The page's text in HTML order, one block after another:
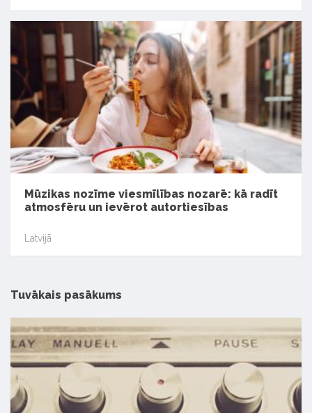
Mūzikas nozīme viesmīlības nozarē: kā radīt
atmosfēru un ievērot autortiesības
Latvijā
Tuvākais pasākums